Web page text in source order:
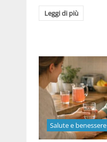
Leggi di più
Salute e benessere